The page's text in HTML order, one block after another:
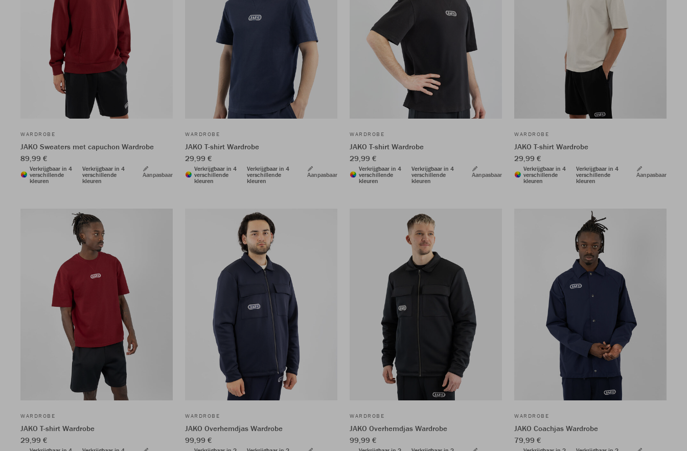
WARDROBE
JAKO Sweaters met capuchon Wardrobe
89,99 €
Verkrijgbaar in 4
verschillende
kleuren
Verkrijgbaar in 4
verschillende
kleuren
Aanpasbaar
WARDROBE
JAKO T-shirt Wardrobe
29,99 €
Verkrijgbaar in 4
verschillende
kleuren
Verkrijgbaar in 4
verschillende
kleuren
Aanpasbaar
WARDROBE
JAKO T-shirt Wardrobe
29,99 €
Verkrijgbaar in 4
verschillende
kleuren
Verkrijgbaar in 4
verschillende
kleuren
Aanpasbaar
WARDROBE
JAKO T-shirt Wardrobe
29,99 €
Verkrijgbaar in 4
verschillende
kleuren
Verkrijgbaar in 4
verschillende
kleuren
Aanpasbaar
WARDROBE
JAKO T-shirt Wardrobe
29,99 €
WARDROBE
JAKO Overhemdjas Wardrobe
99,99 €
WARDROBE
JAKO Overhemdjas Wardrobe
99,99 €
WARDROBE
JAKO Coachjas Wardrobe
79,99 €